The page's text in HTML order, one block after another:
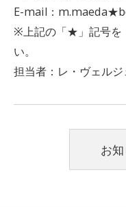
E-mail：
※上記の「★」記号を
い。
担当者：レ・ヴェル
お